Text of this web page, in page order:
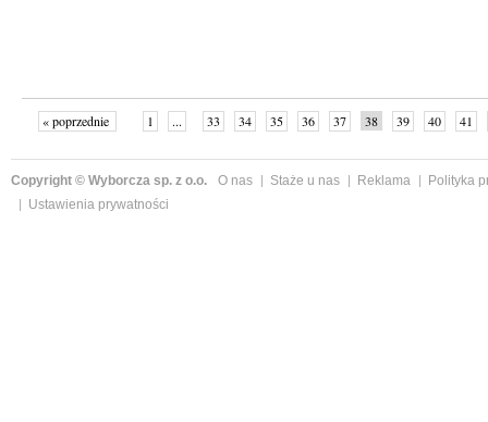
« poprzednie 1 ... 33 34 35 36 37 38 39 40
41
Copyright © Wyborcza sp. z o.o. O nas Staże u nas Reklama
Polityka
Ustawienia prywatności